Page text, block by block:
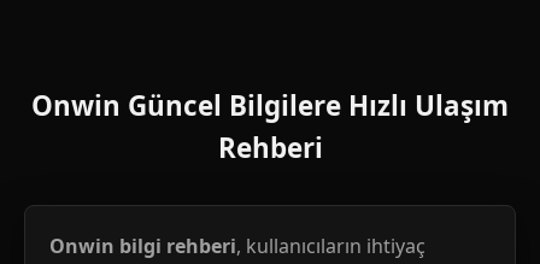
Onwin Güncel Bilgilere Hızlı Ulaşım
Rehberi
Onwin bilgi rehberi, kullanıcıların ihtiyaç